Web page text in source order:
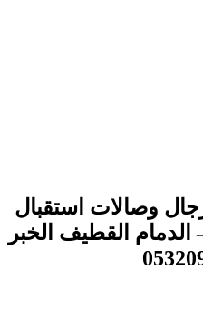
وصالات استقبال
القطيف الخبر